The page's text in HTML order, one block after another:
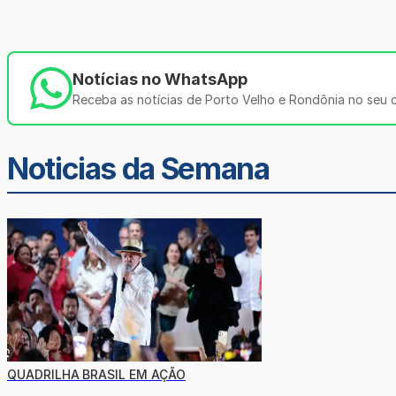
Notícias no WhatsApp
Receba as notícias de Porto Velho e Rondônia no seu
Noticias da Semana
QUADRILHA BRASIL EM AÇÃO